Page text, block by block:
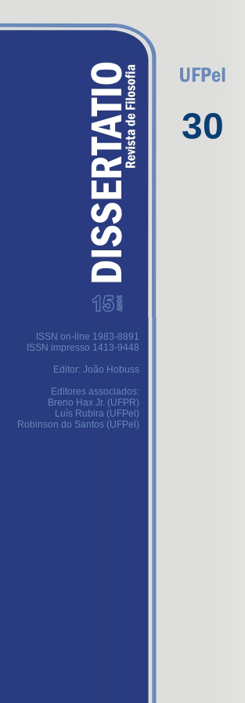
ISSN on-line 1983-8891
ISSN impresso 1413-9448
Editor: João Hobuss
Editores associados:
Breno Hax Jr. (UFPR)
Luís Rubira (UFPel)
Robinson do Santos (UFPel)
30